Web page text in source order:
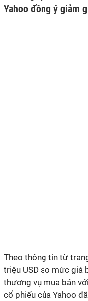
Yahoo đồng ý giảm
Theo thông tin từ
triệu USD so mức giá
thương vụ mua bán
cổ phiếu của Yahoo